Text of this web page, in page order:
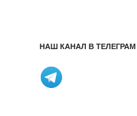
НАШ КАНАЛ В ТЕЛЕГРАМ